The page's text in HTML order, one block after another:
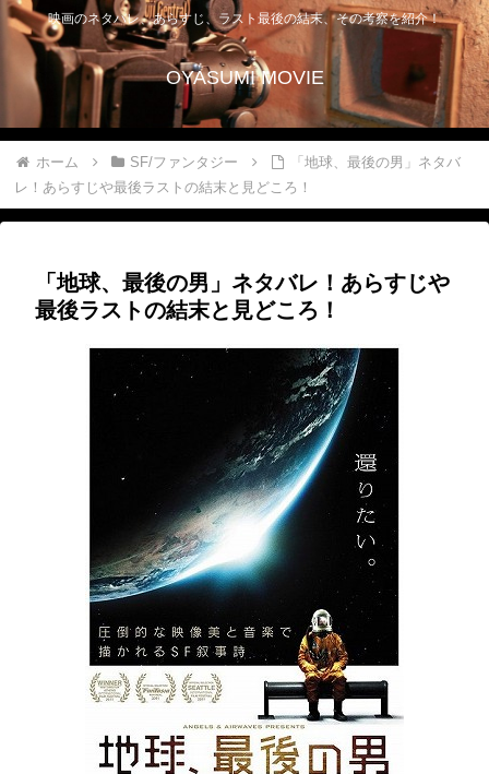
映画のネタバレ、あらすじ、ラスト最後の結末、その考察を紹介！
OYASUMI MOVIE
ホーム SF/ファンタジー
「地球、最後の男」ネタバ
レ！あらすじや最後ラストの結末と見どころ！
「地球、最後の男」ネタバレ！あらすじや
最後ラストの結末と見どころ！